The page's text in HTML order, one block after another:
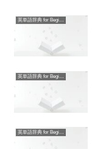
英単語辞典 for Beginners
英単語辞典 for Beginners
英単語辞典 for Beginners